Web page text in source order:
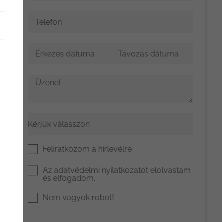
Telefon
Üzenet
Ajánlatkér
és típusa
Feliratkozom a hírlevélre
Azadatvédelmi nyilatkozatot elolvastam
és elfogadom.
Nem vagyok robot!